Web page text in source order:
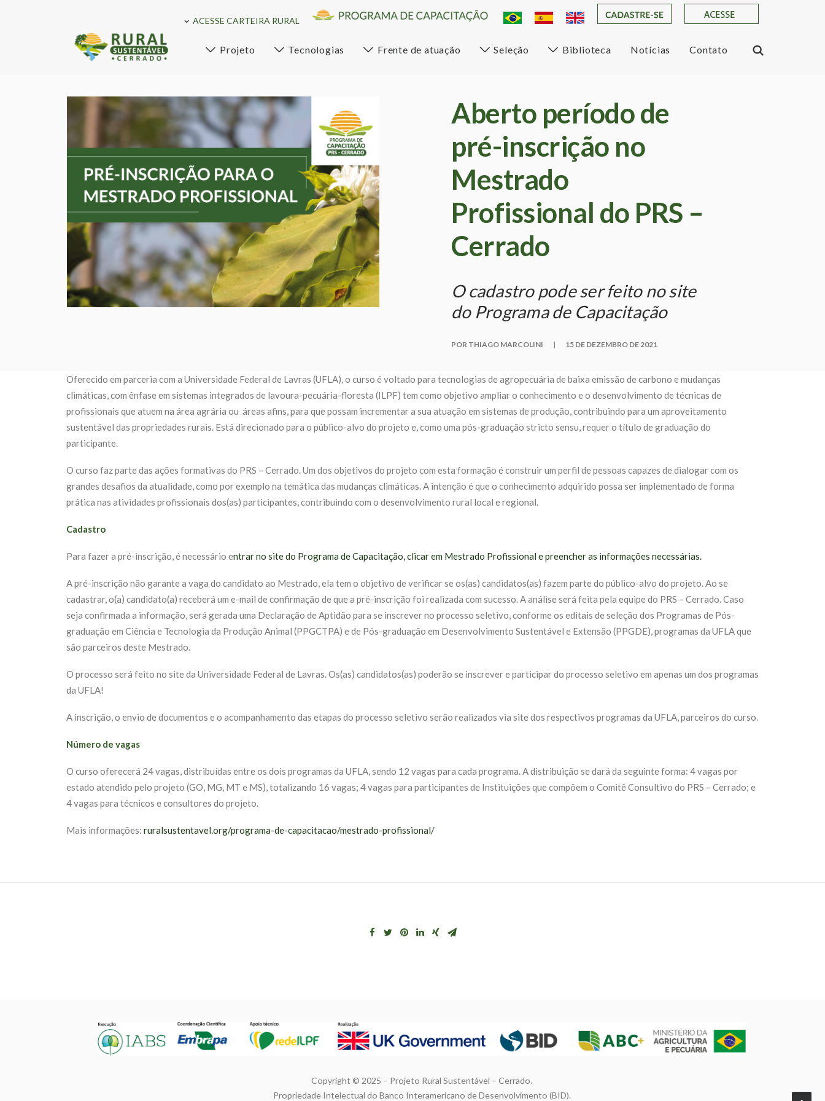
ACESSE CARTEIRA RURAL
Projeto Tecnologias Frente de atuação Seleção Biblioteca Notícias Contato
Aberto período de
pré-inscrição no
Mestrado
Profissional do PRS –
Cerrado
O cadastro pode ser feito no site
do Programa de Capacitação
POR THIAGO MARCOLINI | 15 DE DEZEMBRO DE 2021
Oferecido em parceria com a Universidade Federal de Lavras (UFLA), o curso é voltado para tecnologias deagropecuária de baixa emissão de carbono e mudanças
climáticas, com ênfase em sistemas integrados de lavoura-pecuária-floresta (ILPF) tem como objetivo ampliar o conhecimento e o desenvolvimento de técnicas de
profissionais que atuem na área agrária ou áreas afins, para que possam incrementar a sua atuação em sistemas de produção, contribuindo para um aproveitamento
sustentável das propriedades rurais. Está direcionado para o público-alvo do projeto e, como uma pós-graduação stricto sensu, requer o título de graduação do
participante.
O curso faz parte das ações formativas do PRS – Cerrado. Um dos objetivos do projeto com esta formação é construir um perfil de pessoas capazes de dialogar com os
grandes desafios da atualidade, como por exemplo na temática das mudanças climáticas. A intenção é que o conhecimento adquirido possa ser implementado de forma
prática nas atividades profissionais dos(as) participantes, contribuindo com o desenvolvimento rural local e regional.
Cadastro
Para fazer a pré-inscrição, é necessário entrar no site do Programa de Capacitação, clicar em Mestrado Profissional e preencher as informações necessárias.
A pré-inscrição não garante a vaga do candidato ao Mestrado, ela tem o objetivo de verificar se os(as) candidatos(as) fazem parte do público-alvo do projeto. Ao se
cadastrar, o(a) candidato(a) receberá um e-mail de confirmação de que a pré-inscrição foi realizada com sucesso. A análise será feita pela equipe do PRS – Cerrado. Caso
seja confirmada a informação, será gerada uma Declaração de Aptidão para se inscrever no processo seletivo, conforme os editais de seleção dos Programas de Pós-
graduação em Ciência e Tecnologia da Produção Animal (PPGCTPA) e de Pós-graduação em Desenvolvimento Sustentável e Extensão (PPGDE),programas da UFLA que
são parceiros deste Mestrado.
O processo será feito no site da Universidade Federal de Lavras. Os(as) candidatos(as) poderão se inscrever e participar do processo seletivo em apenas um dos programas
da UFLA!
A inscrição, o envio de documentos e o acompanhamento das etapas do processo seletivo serão realizados via site dos respectivos programas da UFLA, parceiros do curso.
Número de vagas
O curso oferecerá 24 vagas, distribuídas entre os dois programas da UFLA, sendo 12 vagas para cada programa. A distribuição se dará da seguinte forma: 4 vagas por
estado atendido pelo projeto (GO, MG, MT e MS), totalizando 16 vagas; 4 vagas para participantes de Instituições que compõem o Comitê Consultivo do PRS – Cerrado; e
4 vagas para técnicos e consultores do projeto.
Mais informações: ruralsustentavel.org/programa-de-capacitacao/mestrado-profissional/
Copyright © 2025 – Projeto Rural Sustentável – Cerrado.
Propriedade Intelectual do Banco Interamericano de Desenvolvimento (BID).